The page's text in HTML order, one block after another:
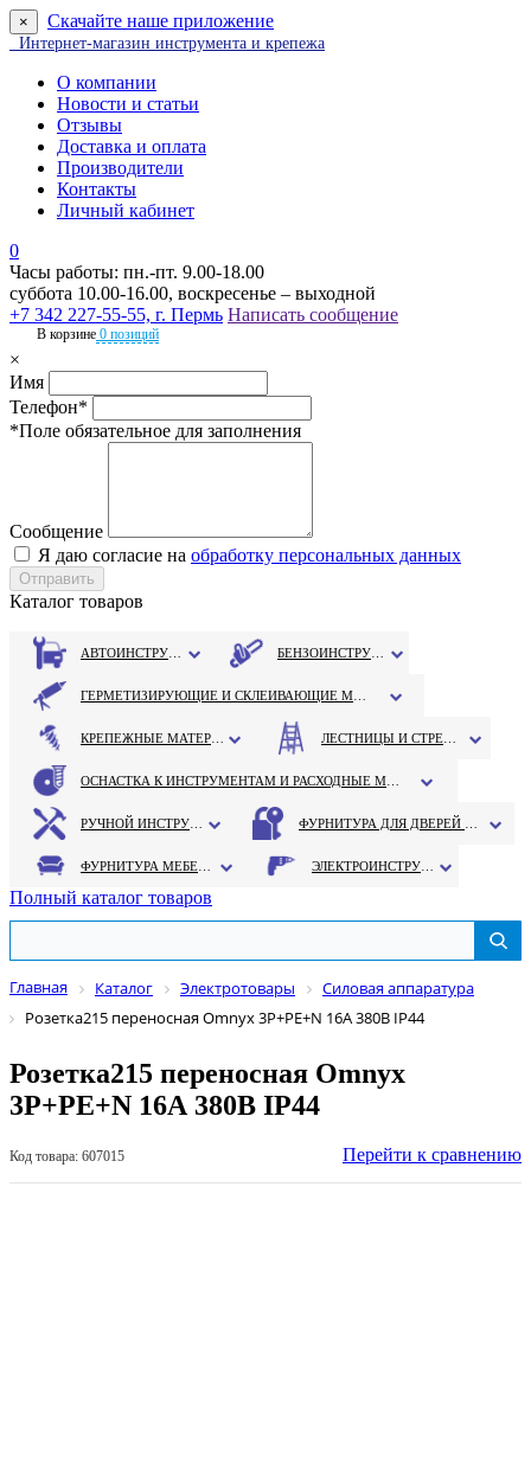
× Скачайте наше приложение
Интернет-магазин инструмента и крепежа
О компании
Новости и статьи
Отзывы
Доставка и оплата
Производители
Контакты
Личный кабинет
0
Часы работы: пн.-пт. 9.00-18.00
суббота 10.00-16.00, воскресенье – выходной
+7 342 227-55-55, г. Пермь Написать сообщение
В корзине 0 позиций
×
Имя
Телефон*
*Поле обязательное для заполнения
Сообщение
Я даю согласие на обработку персональных данных
Каталог товаров
Полный каталог товаров
Главная Каталог Электротовары
Силовая аппаратура
Розетка215 переносная Omnyx 3Р+РЕ+N 16А 380В IP44
Розетка215 переносная Omnyx
3Р+РЕ+N 16А 380В IP44
Код товара: 607015 Перейти к сравнению